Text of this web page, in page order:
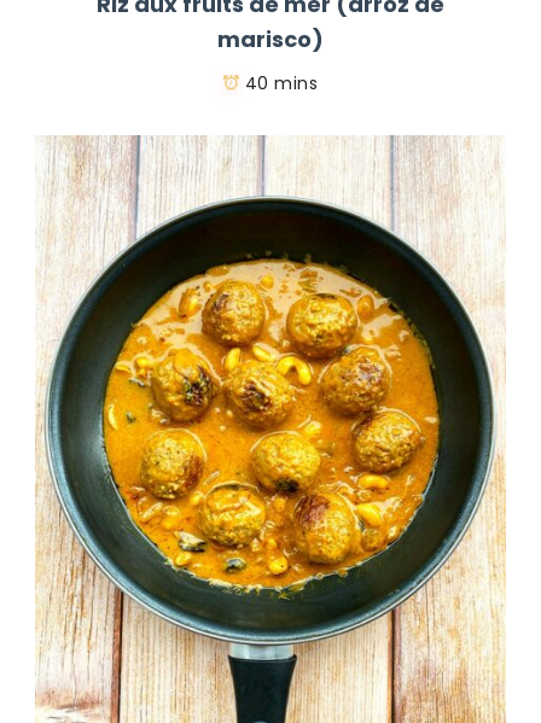
marisco)
40 mins